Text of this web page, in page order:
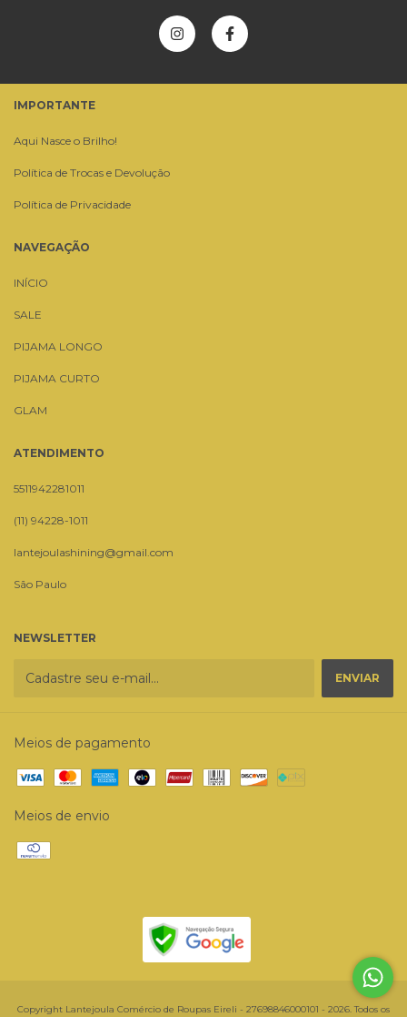
IMPORTANTE
Aqui Nasce o Brilho!
Política de Trocas e Devolução
Política de Privacidade
NAVEGAÇÃO
INÍCIO
SALE
PIJAMA LONGO
PIJAMA CURTO
GLAM
ATENDIMENTO
5511942281011
(11) 94228-1011
lantejoulashining@gmail.com
São Paulo
NEWSLETTER
Meios de pagamento
Meios de envio
Copyright Lantejoula Comércio de Roupas Eireli - 27698846000101 - 2026. Todos os